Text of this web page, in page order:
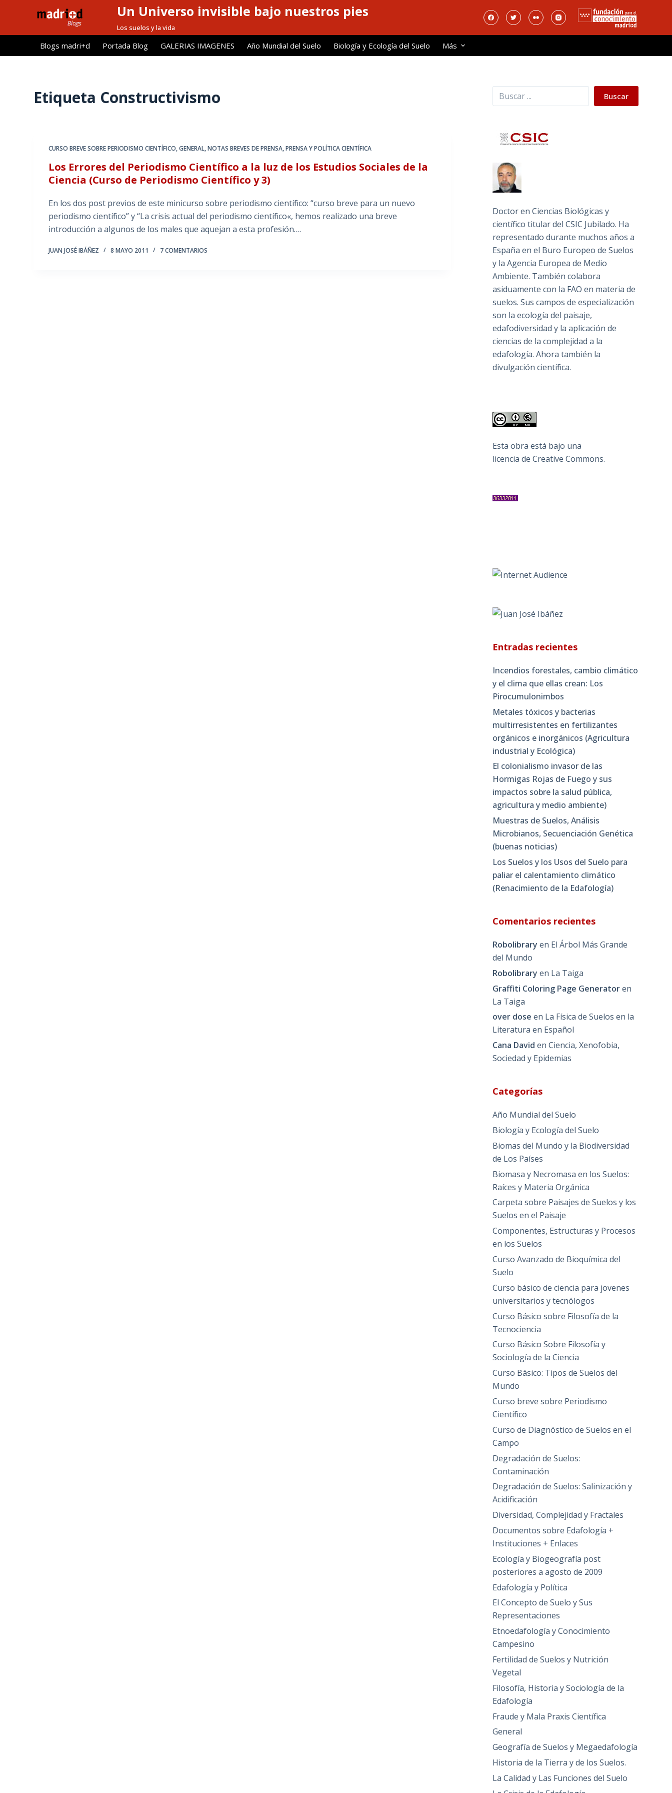
l
Un Universo invisible bajo nuestros pies
Los suelos y la vida
Blogs madri+d Portada Blog GALERIAS IMAGENES Año Mundial del Suelo Biología y Ecología del Suelo Más
Etiqueta Constructivismo
CURSO BREVE SOBRE PERIODISMO CIENTÍFICO,GENERAL,NOTAS BREVES DE PRENSA,PRENSA Y POLÍTICA CIENTÍFICA
Los Errores del Periodismo Científico a la luz de los Estudios Sociales de la
Ciencia (Curso de Periodismo Científico y 3)
En los dos post previos de este minicurso sobre periodismo científico: “curso breve para un nuevo
periodismo científico” y “La crisis actual del periodismo científico«, hemos realizado una breve
introducción a algunos de los males que aquejan a esta profesión.…
JUAN JOSÉ IBÁÑEZ 8 MAYO 2011 7 COMENTARIOS
Buscar Buscar
Doctor en Ciencias Biológicas y
científico titular del CSIC Jubilado. Ha
representado durante muchos años a
España en el Buro Europeo de Suelos
y la Agencia Europea de Medio
Ambiente. También colabora
asiduamente con la FAO en materia de
suelos. Sus campos de especialización
son la ecología del paisaje,
edafodiversidad y la aplicación de
ciencias de la complejidad a la
edafología. Ahora también la
divulgación científica.
Esta obra está bajo una
licencia de Creative Commons.
Entradas recientes
Incendios forestales, cambio climático
y el clima que ellas crean: Los
Pirocumulonimbos
Metales tóxicos y bacterias
multirresistentes en fertilizantes
orgánicos e inorgánicos (Agricultura
industrial y Ecológica)
El colonialismo invasor de las
Hormigas Rojas de Fuego y sus
impactos sobre la salud pública,
agricultura y medio ambiente)
Muestras de Suelos, Análisis
Microbianos, Secuenciación Genética
(buenas noticias)
Los Suelos y los Usos del Suelo para
paliar el calentamiento climático
(Renacimiento de la Edafología)
Comentarios recientes
Robolibrary en El Árbol Más Grande
del Mundo
Robolibrary en La Taiga
Graffiti Coloring Page Generatoren
La Taiga
over dose en La Física de Suelos en la
Literatura en Español
Cana David enCiencia, Xenofobia,
Sociedad y Epidemias
Categorías
Año Mundial del Suelo
Biología y Ecología del Suelo
Biomas del Mundo y la Biodiversidad
de Los Países
Biomasa y Necromasa en los Suelos:
Raíces y Materia Orgánica
Carpeta sobre Paisajes de Suelos y los
Suelos en el Paisaje
Componentes, Estructuras y Procesos
en los Suelos
Curso Avanzado de Bioquímica del
Suelo
Curso básico de ciencia para jovenes
universitarios y tecnólogos
Curso Básico sobre Filosofía de la
Tecnociencia
Curso Básico Sobre Filosofía y
Sociología de la Ciencia
Curso Básico: Tipos de Suelos del
Mundo
Curso breve sobre Periodismo
Científico
Curso de Diagnóstico de Suelos en el
Campo
Degradación de Suelos:
Contaminación
Degradación de Suelos: Salinización y
Acidificación
Diversidad, Complejidad y Fractales
Documentos sobre Edafología +
Instituciones + Enlaces
Ecología y Biogeografía post
posteriores a agosto de 2009
Edafología y Política
El Concepto de Suelo y Sus
Representaciones
Etnoedafología y Conocimiento
Campesino
Fertilidad de Suelos y Nutrición
Vegetal
Filosofía, Historia y Sociología de la
Edafología
Fraude y Mala Praxis Científica
General
Geografía de Suelos y Megaedafología
Historia de la Tierra y de los Suelos.
La Calidad y Las Funciones del Suelo